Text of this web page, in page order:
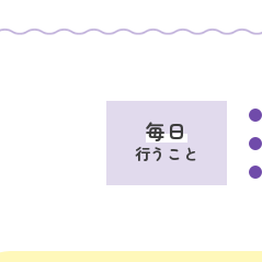
毎日
行うこと